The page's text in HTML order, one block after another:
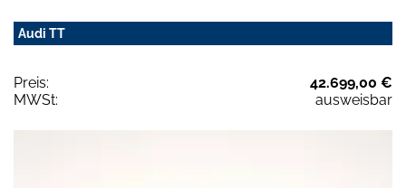
Audi TT
Preis:
42.699,00 €
MWSt:
ausweisbar